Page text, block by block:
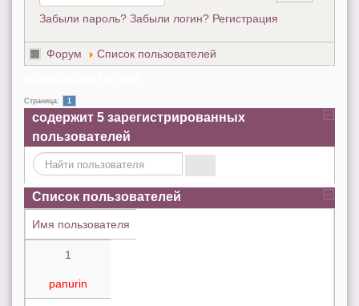
Забыли пароль? Забыли логин? Регистрация
Форум Список пользователей
Страница: 1
содержит 5 зарегистрированных
пользователей
Список пользователей
Имя пользователя
1
panurin